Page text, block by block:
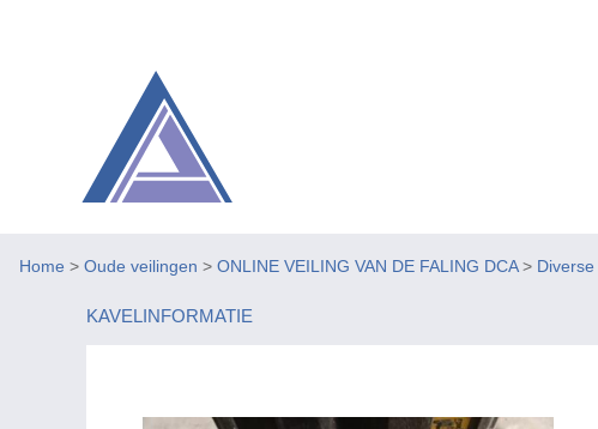
Home > Oude veilingen > ONLINE VEILING VAN DE FALING DCA> Diverse
KAVELINFORMATIE